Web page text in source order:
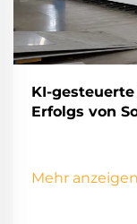
KI-
Erfolgs von
Mehr anzeigen